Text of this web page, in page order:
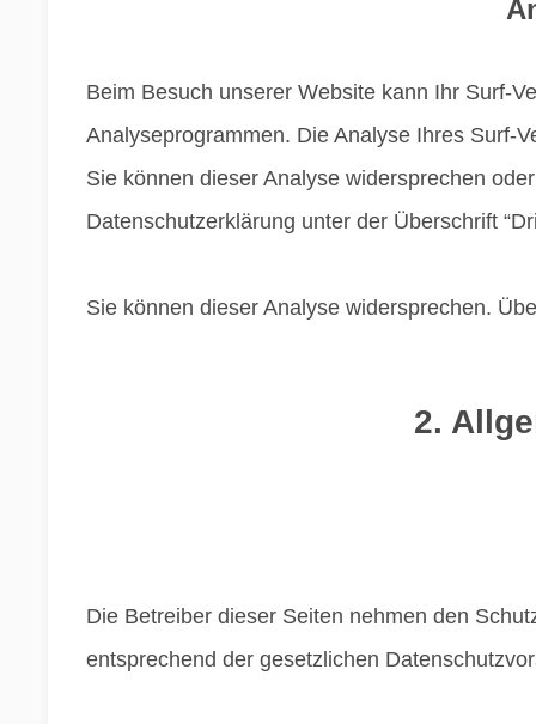
Beim Besuch unserer Website kann Ihr Surf-
Analyseprogrammen. Die Analyse Ihres Surf-
Sie können dieser Analyse widersprechen
Datenschutzerklärung unter der Überschrift
Sie können dieser Analyse widersprechen.
2.
Die Betreiber dieser Seiten nehmen den
entsprechend der gesetzlichen